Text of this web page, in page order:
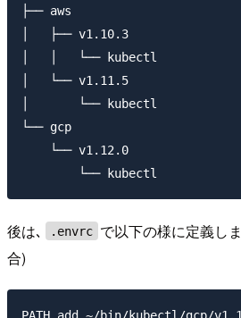
├── aws
│   ├── v1.10.3
│   │   └── kubectl
│   └── v1.11.5
│       └── kubectl
└── gcp
    └── v1.12.0
後は､ .envrc で以下の様に定義し
合)